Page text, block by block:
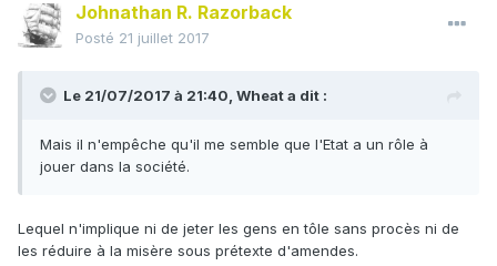
Johnathan R. Razorback
Posté 21 juillet 2017
Le 21/07/2017 à 21:40, Wheata dit :
Mais il n'empêche qu'il me semble que l'Etat a un rôle à
jouer dans la société.
Lequel n'implique ni de jeter les gens en tôle sans procès ni de
les réduire à la misère sous prétexte d'amendes.